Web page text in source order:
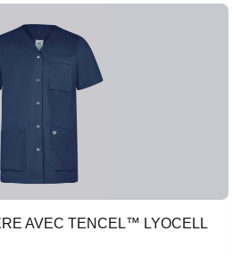
AVEC TENCEL™ LYOCELL